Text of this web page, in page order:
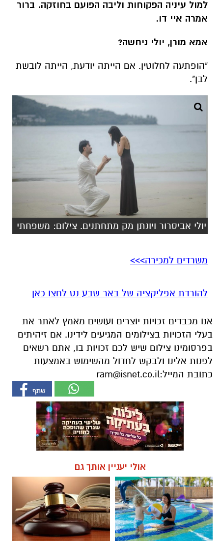
"הופתעה לחלוטין. אם הייתה יודעת, הייתה לובשת
יולי אביסרור ויונתן מק מתחתנים. צילום: משפחתי
משרדים למכירה>>>
בפרסומינו צילום שיש לכם זכויות בו, אתם רשאים
כתובת המייל:ram@isnet.co.il
אולי יעניין אותך גם
חוויית הקיץ המושלמת: הכל
במקום אחד ברשת הקאנטרי-
חודשיים + חודש מתנה (כולל
החגים!)
☎ לחצו כאן לרשימת עורכי דין
בבאר שבע - אינדקס באר שבע
נט